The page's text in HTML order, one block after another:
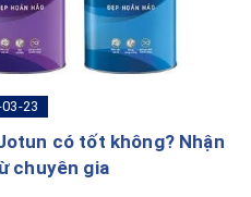
23
có tốt không? Nhận
chuyên gia